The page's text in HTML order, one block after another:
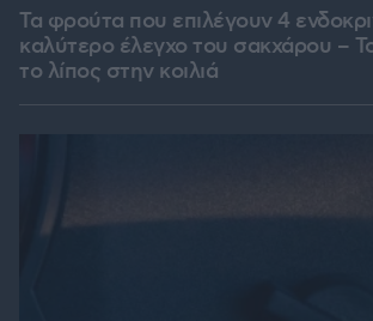
Τα φρούτα που επιλέγουν 4
καλύτερο έλεγχο του σακχάρου –
το λίπος στην κοιλιά